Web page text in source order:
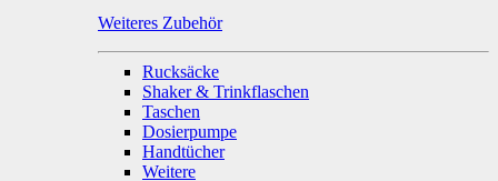
Weiteres Zubehör
Rucksäcke
Shaker & Trinkflaschen
Taschen
Dosierpumpe
Handtücher
Weitere